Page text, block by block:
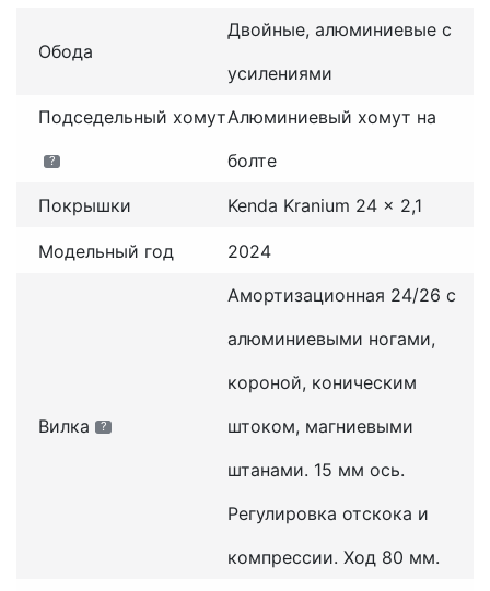
Обода
Двойные, алюминиевые с
усилениями
Подседельный хомут
?
Алюминиевый хомут на
болте
Покрышки Kenda Kranium 24 x 2,1
Модельный год 2024
Вилка ?
Амортизационная 24/26 с
алюминиевыми ногами,
короной, коническим
штоком, магниевыми
штанами. 15 мм ось.
Регулировка отскока и
компрессии. Ход 80 мм.